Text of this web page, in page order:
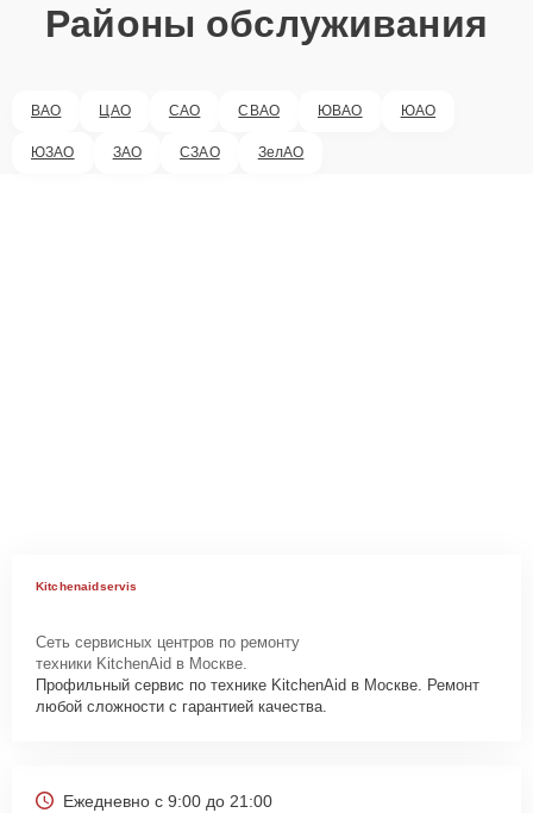
Районы обслуживания
ВАО ЦАО САО СВАО ЮВАО ЮАО
ЮЗАО ЗАО СЗАО ЗелАО
Kitchenaidservis
Сеть сервисных центров по ремонту
техники KitchenAid в Москве.
Профильный сервис по технике KitchenAid в Москве. Ремонт
любой сложности с гарантией качества.
Ежедневно с 9:00 до 21:00